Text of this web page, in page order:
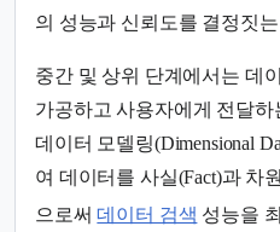
의 성능과 신뢰도를 결정짓
중간 및 상위 단계에서는 데
가공하고 사용자에게 전달
데이터 모델링(Dimensional
여 데이터를 사실(Fact)과 차
으로써데이터 검색 성능을